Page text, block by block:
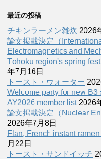
最近の投稿
チキンラーメン雑炊 2026
論文掲載決定（
Electromagnetics and
Tōhoku region's spring
年7月16日
トースト・ウォーター
Welcome party for new B3
AY2026 member list 2026
論文掲載決定（Nuclear
2026年7月8日
Flan, French instant
月22日
トースト・サンドイッチ